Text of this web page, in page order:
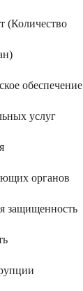
(Количество
обеспечение
услуг
органов
защищенность